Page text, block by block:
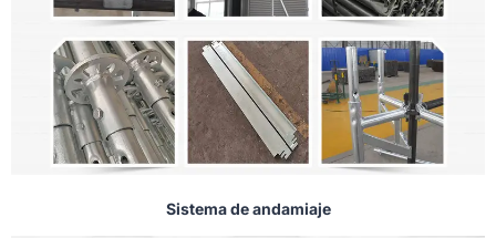
Sistema de andamiaje